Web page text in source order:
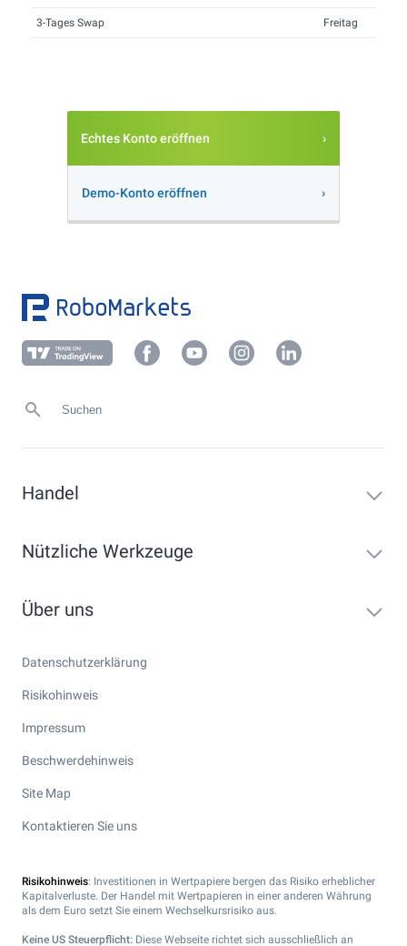
3-Tages Swap Freitag
Echtes Konto eröffnen
Demo-Konto eröffnen
Handel
Nützliche Werkzeuge
Über uns
Datenschutzerklärung
Risikohinweis
Impressum
Beschwerdehinweis
Site Map
Kontaktieren Sie uns
Risikohinweis: Investitionen in Wertpapiere bergen das Risiko erheblicher
Kapitalverluste. Der Handel mit Wertpapieren in einer anderen Währung
als dem Euro setzt Sie einem Wechselkursrisiko aus.
Keine US Steuerpflicht: Diese Webseite richtet sich ausschließlich an